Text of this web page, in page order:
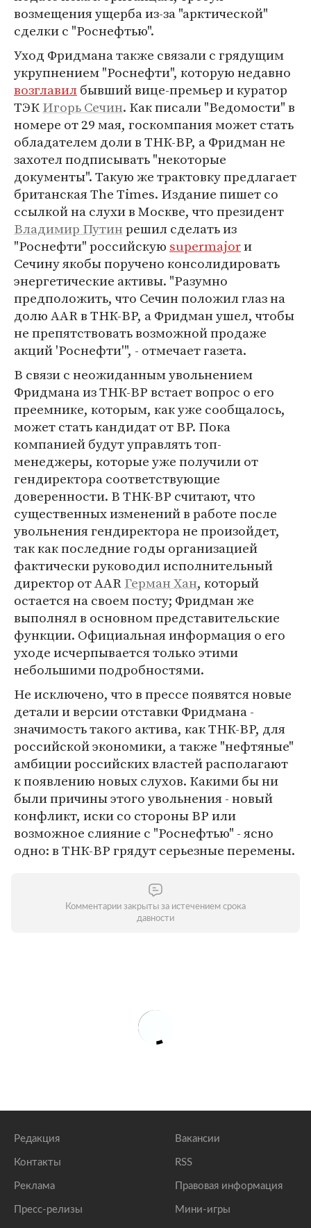
возмещения ущерба из-за "арктической"
сделки с "Роснефтью".
Уход Фридмана также связали с грядущим
укрупнением "Роснефти", которую недавно
возглавилбывший вице-премьер и куратор
ТЭКИгорь Сечин. Как писали "Ведомости" в
номере от 29 мая, госкомпания может стать
обладателем доли в ТНК-ВР, а Фридман не
захотел подписывать "некоторые
документы". Такую же трактовку предлагает
британская The Times. Издание пишет со
ссылкой на слухи в Москве, что президент
Владимир Путинрешил сделать из
"Роснефти" российскую supermajorи
Сечину якобы поручено консолидировать
энергетические активы. "Разумно
предположить, что Сечин положил глаз на
долю AAR в ТНК-ВР, а Фридман ушел, чтобы
не препятствовать возможной продаже
акций 'Роснефти'", - отмечает газета.
В связи с неожиданным увольнением
Фридмана из ТНК-ВР встает вопрос о его
преемнике, которым, как уже сообщалось,
может стать кандидат от ВР. Пока
компанией будут управлять топ-
менеджеры, которые уже получили от
гендиректора соответствующие
доверенности. В ТНК-ВР считают, что
существенных изменений в работе после
увольнения гендиректора не произойдет,
так как последние годы организацией
фактически руководил исполнительный
директор от AARГерман Хан, который
остается на своем посту; Фридман же
выполнял в основном представительские
функции. Официальная информация о его
уходе исчерпывается только этими
небольшими подробностями.
Не исключено, что в прессе появятся новые
детали и версии отставки Фридмана -
значимость такого актива, как ТНК-ВР, для
российской экономики, а также "нефтяные"
амбиции российских властей располагают
к появлению новых слухов. Какими бы ни
были причины этого увольнения - новый
конфликт, иски со стороны ВР или
возможное слияние с "Роснефтью" - ясно
одно: в ТНК-ВР грядут серьезные перемены.
Комментарии закрыты за истечением срока
давности
Редакция
Контакты
Реклама
Пресс-релизы
Вакансии
RSS
Правовая информация
Мини-игры